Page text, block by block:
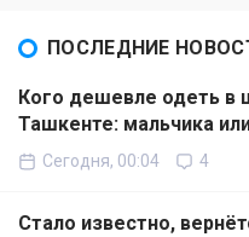
ПОСЛЕДНИЕ
Кого дешевле одеть в
Ташкенте: мальчика
Сегодня, 00:04 4
Стало известно,